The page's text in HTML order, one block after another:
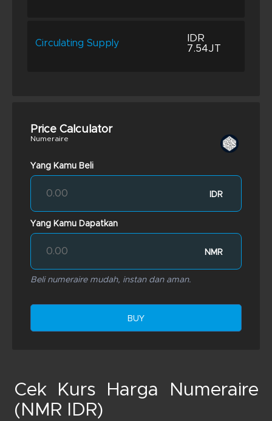
Circulating Supply
IDR
7.54JT
Price Calculator
Numeraire
Yang Kamu Beli
IDR
Yang Kamu Dapatkan
NMR
Beli numeraire mudah, instan dan aman.
BUY
Cek Kurs Harga Numeraire
(NMR IDR)